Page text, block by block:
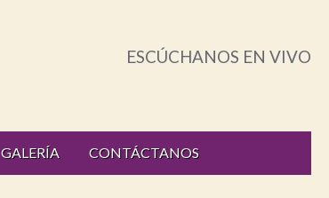
ESCÚCHANOS EN VIVO
GALERÍA CONTÁCTANOS